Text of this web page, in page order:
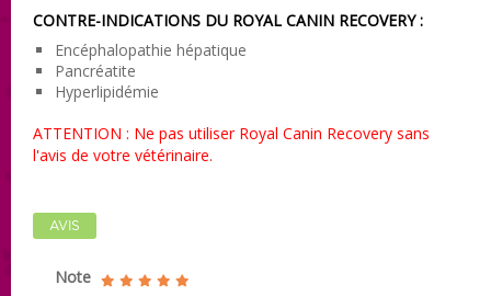
CONTRE-INDICATIONS DU ROYAL CANIN RECOVERY :
Encéphalopathie hépatique
Pancréatite
Hyperlipidémie
ATTENTION : Ne pas utiliser Royal Canin Recovery sans
l'avis de votre vétérinaire.
AVIS
Note